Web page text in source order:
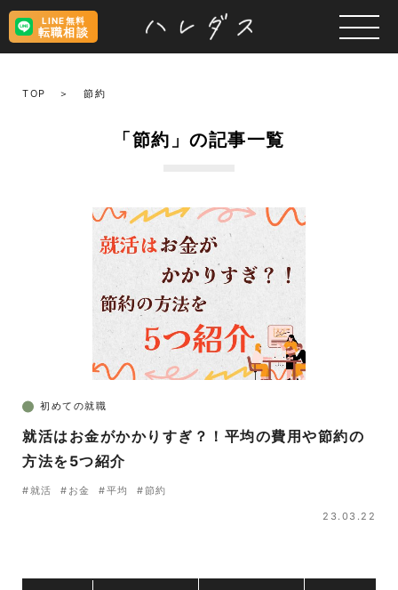
LINE無料
転職相談
TOP 節約
「節約」の記事一覧
初めての就職
就活はお金がかかりすぎ？！平均の費用や節約の
方法を5つ紹介
#就活 #お金 #平均 #節約
23.03.22